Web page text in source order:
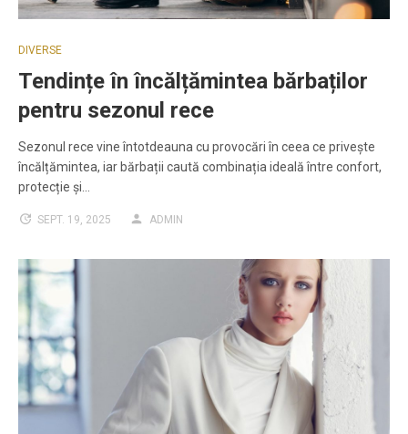
DIVERSE
Tendințe în încălțămintea bărbaților
pentru sezonul rece
Sezonul rece vine întotdeauna cu provocări în ceea ce privește
încălțămintea, iar bărbații caută combinația ideală între confort,
protecție și…
SEPT. 19, 2025 ADMIN